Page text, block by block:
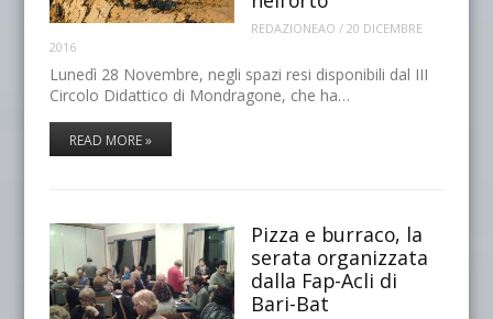
REDAZIONEAO / 20 DICEMBRE
2016
Lunedì 28 Novembre, negli spazi resi disponibili dal III
Circolo Didattico di Mondragone, che ha…
READ MORE »
Pizza e burraco, la
serata organizzata
dalla Fap-Acli di
Bari-Bat